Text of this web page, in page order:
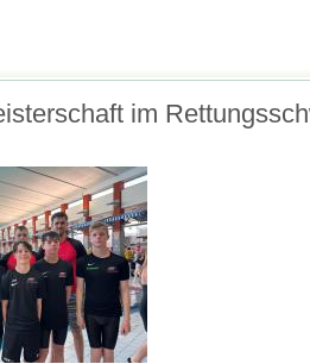
Meisterschaften in Braunschweig
im